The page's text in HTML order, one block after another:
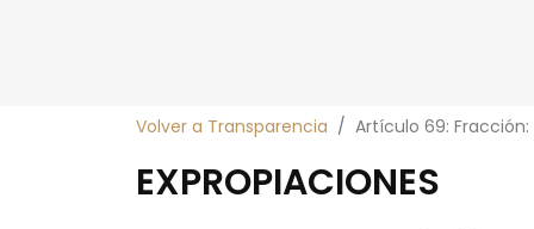
Volver a Transparencia Artículo 69:
EXPROPIACIONES